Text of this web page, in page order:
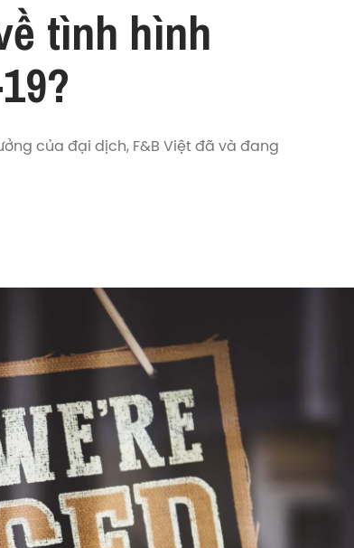
tình hình
của đại dịch, F&B Việt đã và đang